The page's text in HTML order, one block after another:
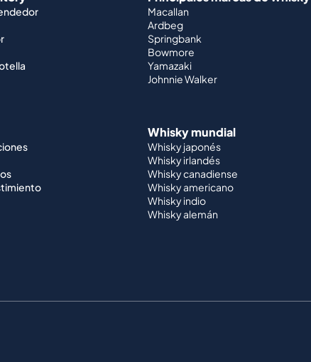
Macallan
Ardbeg
Springbank
Bowmore
Yamazaki
Johnnie Walker
Whisky mundial
Whisky japonés
Whisky irlandés
Whisky canadiense
Whisky americano
Whisky indio
Whisky alemán